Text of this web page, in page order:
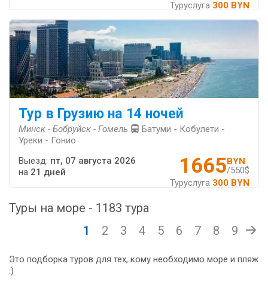
Туруслуга 300 BYN
Тур в Грузию на 14 ночей
Минск - Бобруйск - Гомель
Батуми - Кобулети -
Уреки - Гонио
1665BYN
/550$
Туруслуга 300 BYN
Выезд: пт, 07 августа 2026
на 21 дней
Туры на море - 1183 тура
1
2 3 4 5 6 7 8 9
Это подборка туров для тех, кому необходимо море и пляж
:)